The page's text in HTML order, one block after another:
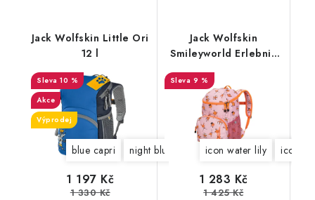
Jack Wolfskin Little Ori
12 l
10 %
Akce
Výprodej
blue capri night blue grape leaf orchid
1 197 Kč
1 330 Kč
Jack Wolfskin
Smileyworld Erlebnis
Pack 9l
9 %
icon water lily icon
1 283 Kč
1 425 Kč